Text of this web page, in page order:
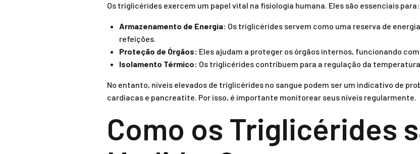
Os triglicérides exercem um papel vital na fisiologia humana. Eles são essenciais para:
Armazenamento de Energia: Os triglicérides servem como uma reserva de
refeições.
Proteção de Órgãos: Eles ajudam a proteger os órgãos internos, funcionando
Isolamento Térmico: Os triglicérides contribuem para a regulação da
No entanto, níveis elevados de triglicérides no sangue podem ser um indicativo de
cardíacas e pancreatite. Por isso, é importante monitorear seus níveis regularmente.
Como os Triglicérides